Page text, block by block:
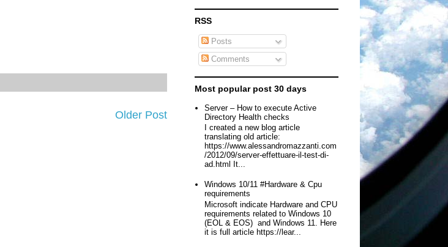
Older Post
RSS
Posts
Comments
Most popular post 30 days
Server – How to execute Active
Directory Health checks
I created a new blog article
translating old article:
https://www.alessandromazzanti.com
/2012/09/server-effettuare-il-test-di-
ad.html It...
Windows 10/11 #Hardware & Cpu
requirements
Microsoft indicate Hardware and CPU
requirements related to Windows 10
(EOL & EOS) and Windows 11. Here
it is full article https://lear...